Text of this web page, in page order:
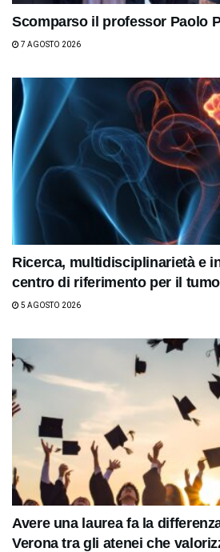
Scomparso il professor Paolo
7 AGOSTO 2026
Ricerca, multidisciplinarietà e
centro di riferimento per il
5 AGOSTO 2026
Avere una laurea fa la
Verona tra gli atenei che